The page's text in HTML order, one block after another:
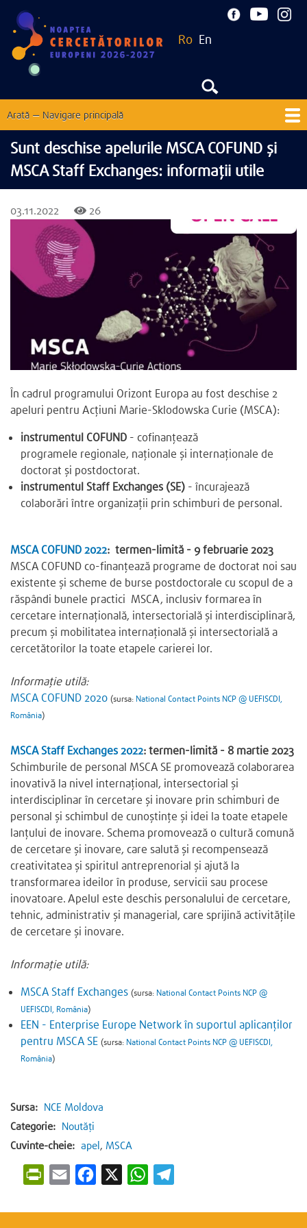
conţinutul
principal
Ro En
Navigare
Arată — Navigare principală
Acasă
Despre
Ediții precedente
Noutăți
EU Corner
Contacte
Sunt deschise apelurile MSCA COFUND și
MSCA Staff Exchanges: informații utile
03.11.2022 26
În cadrul programului Orizont Europa au fost deschise 2
apeluri pentru Acțiuni Marie-Sklodowska Curie (MSCA):
instrumentul COFUND - cofinanțează
programele regionale, naționale și internaționale de
doctorat și postdoctorat.
instrumentul Staff Exchanges (SE) - încurajează
colaborări între organizații prin schimburi de personal.
MSCA COFUND 2022: termen-limită - 9 februarie 2023
MSCA COFUND co-finanțează programe de doctorat noi sau
existente și scheme de burse postdoctorale cu scopul de a
răspândi bunele practici MSCA, inclusiv formarea în
cercetare internațională, intersectorială și interdisciplinară,
precum și mobilitatea internațională și intersectorială a
cercetătorilor la toate etapele carierei lor.
Informație utilă:
MSCA COFUND 2020 (sursa: National Contact Points NCP @ UEFISCDI,
România)
MSCA Staff Exchanges 2022: termen-limită - 8 martie 2023
Schimburile de personal MSCA SE promovează colaborarea
inovativă la nivel internațional, intersectorial și
interdisciplinar în cercetare și inovare prin schimburi de
personal și schimbul de cunoștințe și idei la toate etapele
lanțului de inovare. Schema promovează o cultură comună
de cercetare și inovare, care salută și recompensează
creativitatea și spiritul antreprenorial și ajută la
transformarea ideilor în produse, servicii sau procese
inovatoare. Apelul este deschis personalului de cercetare,
tehnic, administrativ și managerial, care sprijină activitățile
de cercetare și inovare.
Informație utilă:
MSCA Staff Exchanges (sursa: National Contact Points NCP @
UEFISCDI, România)
EEN - Enterprise Europe Network în suportul aplicanților
pentru MSCA SE (sursa: National Contact Points NCP @ UEFISCDI,
România)
Sursa: NCE Moldova
Categorie: Noutăți
Cuvinte-cheie: apel, MSCA
P
n
m
i
e
X
W
h
t
e